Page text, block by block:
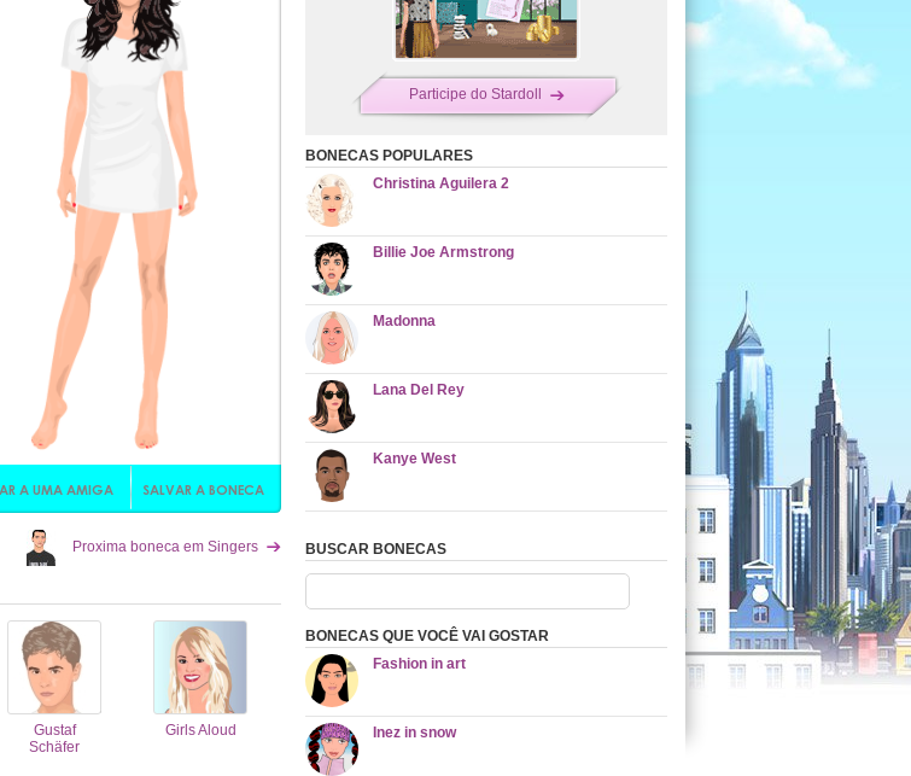
Proxima boneca em Singers
Gustaf
Schäfer
Girls Aloud
Participe do Stardoll
BONECAS POPULARES
Christina Aguilera 2
Billie Joe Armstrong
Madonna
Lana Del Rey
Kanye West
BUSCAR BONECAS
BONECAS QUE VOCÊ VAI GOSTAR
Fashion in art
Inez in snow